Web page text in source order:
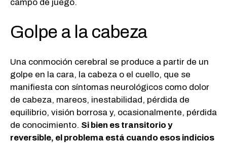
campo de juego.
Golpe a la cabeza
Una conmoción cerebral se produce a partir de un
golpe en la cara, la cabeza o el cuello, que se
manifiesta con síntomas neurológicos como dolor
de cabeza, mareos, inestabilidad, pérdida de
equilibrio, visión borrosa y, ocasionalmente, pérdida
de conocimiento. Si bien es transitorio y
reversible, el problema está cuando esos indicios